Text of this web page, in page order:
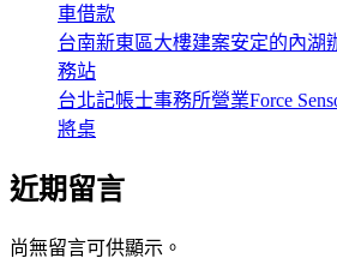
車借款
台南新東區大樓建案安定的內湖
務站
台北記帳士事務所營業Force
將桌
近期留言
尚無留言可供顯示。